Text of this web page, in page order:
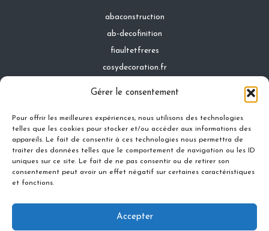
Gérer le consentement
Pour offrir les meilleures expériences, nous utilisons des technologies
telles que les cookies pour stocker et/ou accéder aux informations des
appareils. Le fait de consentir à ces technologies nous permettra de
traiter des données telles que le comportement de navigation ou les ID
uniques sur ce site. Le fait de ne pas consentir ou de retirer son
consentement peut avoir un effet négatif sur certaines caractéristiques
et fonctions.
Accepter
abaconstruction
ab-decofinition
fiaultetfreres
cosydecoration.fr
Contact
Mentions légales
Politique de cookies